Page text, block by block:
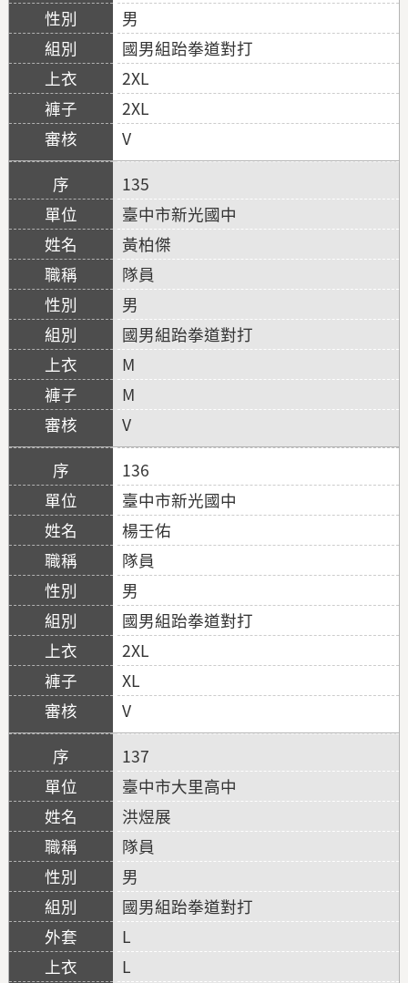
男
國男組跆拳道對打
2XL
2XL
V
135
臺中市新光國中
黃柏傑
隊員
男
國男組跆拳道對打
M
M
V
136
臺中市新光國中
楊壬佑
隊員
男
國男組跆拳道對打
2XL
XL
V
137
臺中市大里高中
洪煜展
隊員
男
國男組跆拳道對打
L
L